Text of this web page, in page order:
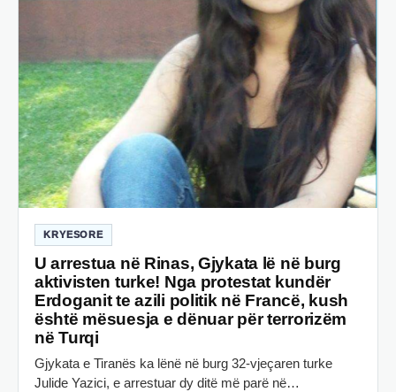
KRYESORE
U arrestua në Rinas, Gjykata lë në burg
aktivisten turke! Nga protestat kundër
Erdoganit te azili politik në Francë, kush
është mësuesja e dënuar për terrorizëm
në Turqi
Gjykata e Tiranës ka lënë në burg 32-vjeçaren turke
Julide Yazici, e arrestuar dy ditë më parë në…